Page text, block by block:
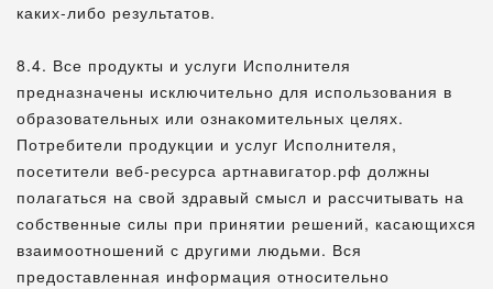
каких-либо результатов.
8.4. Все продукты и услуги Исполнителя
предназначены исключительно для использования в
образовательных или ознакомительных целях.
Потребители продукции и услуг Исполнителя,
посетители веб-ресурса артнавигатор.рф должны
полагаться на свой здравый смысл и рассчитывать на
собственные силы при принятии решений, касающихся
взаимоотношений с другими людьми. Вся
предоставленная информация относительно